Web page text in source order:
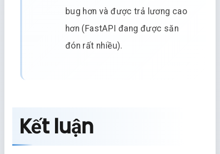
bug hơn và được trả lương cao
hơn (FastAPI đang được săn
đón rất nhiều).
Kết luận